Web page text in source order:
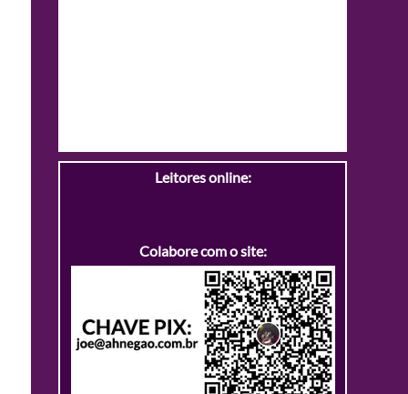
Leitores online:
Colabore com o site: